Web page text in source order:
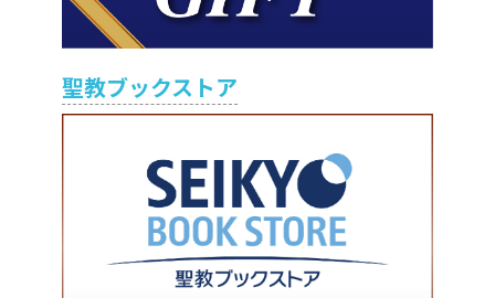
聖教ブックストア